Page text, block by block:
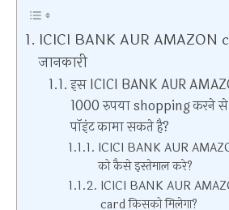
ICICI BANK AUR AMAZON
जानकारी
इस ICICI BANK AUR
1000 रुपया shopping करने
पॉइंट कामा सकते है?
ICICI BANK AUR
को कैसे इस्तेमाल करे?
ICICI BANK AUR
card किसको मिलेगा?